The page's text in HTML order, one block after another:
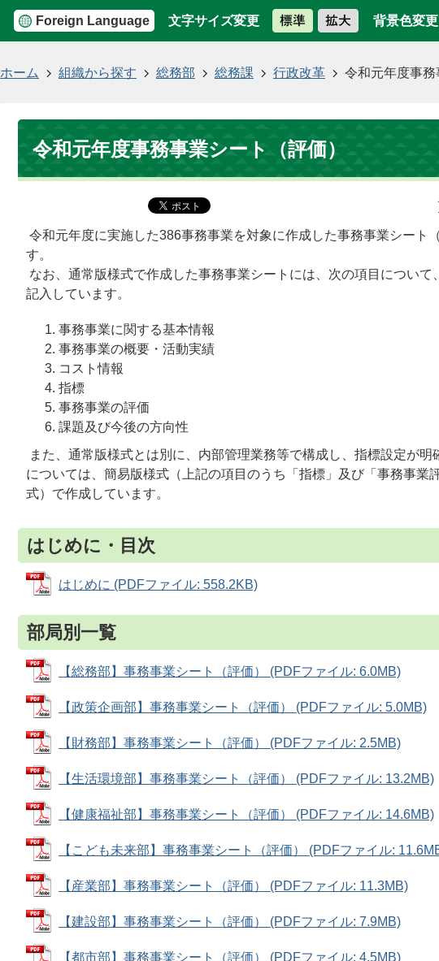
Foreign Language 文字サイズ変更 背景色変更
ホーム 組織から探す 総務部 総務課 行政改革 令和元年度事務
令和元年度事務事業シート（評価）
令和元年度に実施した386事務事業を対象に作成した事務事業シート
す。
なお、通常版様式で作成した事務事業シートには、次の項目について
記入しています。
事務事業に関する基本情報
事務事業の概要・活動実績
コスト情報
指標
事務事業の評価
課題及び今後の方向性
また、通常版様式とは別に、内部管理業務等で構成し、指標設定が明
については、簡易版様式（上記の項目のうち「指標」及び「事務事業
式）で作成しています。
はじめに・目次
はじめに (PDFファイル: 558.2KB)
部局別一覧
【総務部】事務事業シート（評価） (PDFファイル: 6.0MB)
【政策企画部】事務事業シート（評価） (PDFファイル: 5.0MB)
【財務部】事務事業シート（評価） (PDFファイル: 2.5MB)
【生活環境部】事務事業シート（評価） (PDFファイル: 13.2MB)
【健康福祉部】事務事業シート（評価） (PDFファイル: 14.6MB)
【こども未来部】事務事業シート（評価） (PDFファイル:
【産業部】事務事業シート（評価） (PDFファイル: 11.3MB)
【建設部】事務事業シート（評価） (PDFファイル: 7.9MB)
【都市部】事務事業シート（評価） (PDFファイル: 4.5MB)